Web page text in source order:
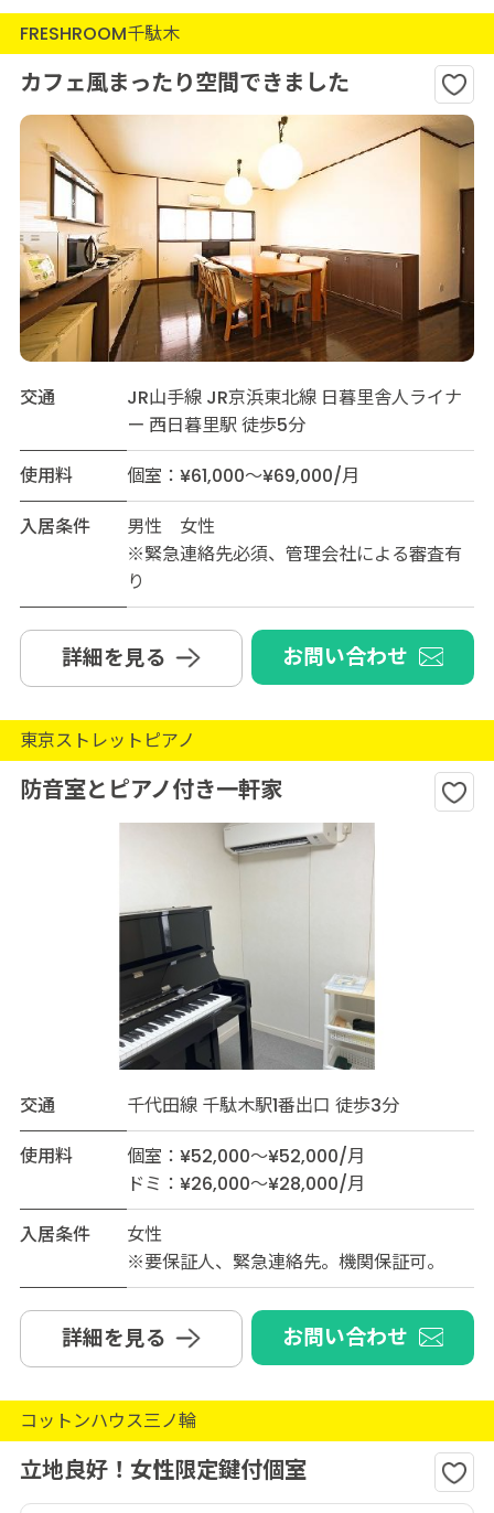
FRESHROOM千駄木
カフェ風まったり空間できました
交通
JR山手線 JR京浜東北線 日暮里舎人ライナ
ー 西日暮里駅 徒歩5分
使用料
個室：¥61,000～¥69,000/月
入居条件
男性 女性
※緊急連絡先必須、管理会社による審査有
り
詳細を見る お問い合わせ
東京ストレットピアノ
防音室とピアノ付き一軒家
交通
千代田線 千駄木駅1番出口 徒歩3分
使用料
個室：¥52,000～¥52,000/月
ドミ：¥26,000～¥28,000/月
入居条件
女性
※要保証人、緊急連絡先。機関保証可。
詳細を見る お問い合わせ
コットンハウス三ノ輪
立地良好！女性限定鍵付個室